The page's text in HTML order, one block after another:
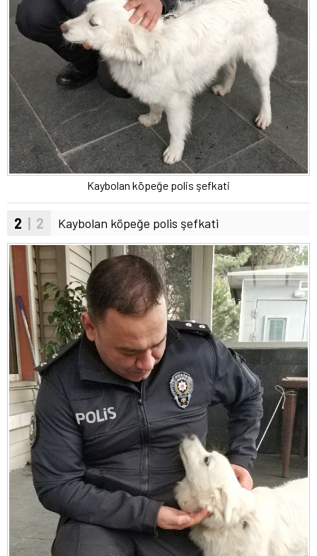
Kaybolan köpeğe polis şefkati
2 | 2 Kaybolan köpeğe polis şefkati